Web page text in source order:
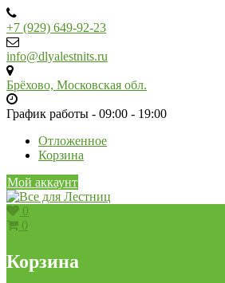
Skip
to
content
+7 (929) 649-92-23
info@dlyalestnits.ru
Брёхово, Московская обл.
График работы - 09:00 - 19:00
Отложенное
Корзина
Мой аккаунт
0
0
Корзина